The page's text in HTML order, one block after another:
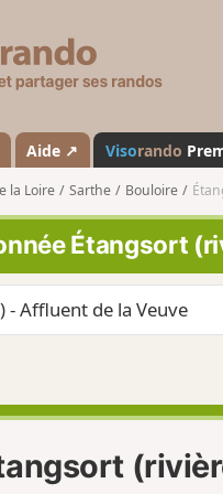
s
a
n
d
o
Aide ↗ Visorando
la Loire Sarthe Bouloire
Étangsort